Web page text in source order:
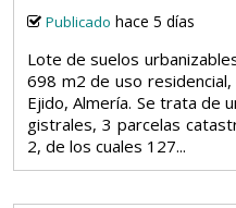
Publicado hace 5 días
Lote de suelos
698 m2 de uso
Ejido, Almería. Se trata de
gistrales, 3 parcelas
2, de los cuales 127...